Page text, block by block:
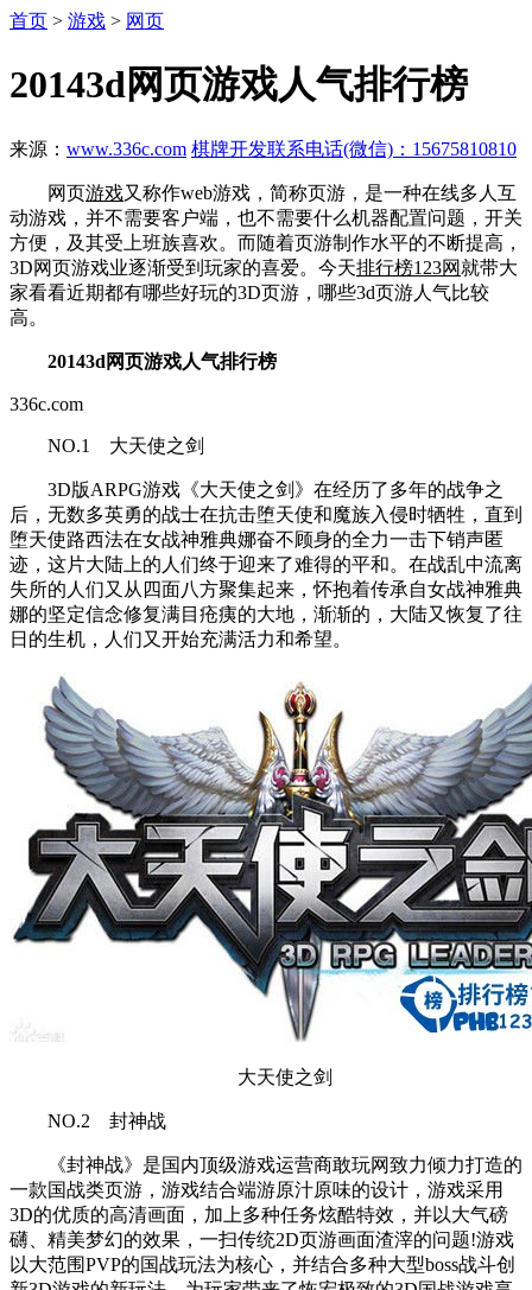
首页 > 游戏 > 网页
20143d网页游戏人气排行榜
来源： www.336c.com 棋牌开发联系电话(微信)：15675810810
网页游戏又称作web游戏，简称页游，是一种在线多人互
动游戏，并不需要客户端，也不需要什么机器配置问题，开关
方便，及其受上班族喜欢。而随着页游制作水平的不断提高，
3D网页游戏业逐渐受到玩家的喜爱。今天排行榜123网 就带大
家看看近期都有哪些好玩的3D页游，哪些3d页游人气比较
高。
20143d网页游戏人气排行榜
336c.com
NO.1 大天使之剑
3D版ARPG游戏《大天使之剑》在经历了多年的战争之
后，无数多英勇的战士在抗击堕天使和魔族入侵时牺牲，直到
堕天使路西法在女战神雅典娜奋不顾身的全力一击下销声匿
迹，这片大陆上的人们终于迎来了难得的平和。在战乱中流离
失所的人们又从四面八方聚集起来，怀抱着传承自女战神雅典
娜的坚定信念修复满目疮痍的大地，渐渐的，大陆又恢复了往
日的生机，人们又开始充满活力和希望。
大天使之剑
NO.2 封神战
《封神战》是国内顶级游戏运营商敢玩网致力倾力打造的
一款国战类页游，游戏结合端游原汁原味的设计，游戏采用
3D的优质的高清画面，加上多种任务炫酷特效，并以大气磅
礴、精美梦幻的效果，一扫传统2D页游画面渣滓的问题!游戏
以大范围PVP的国战玩法为核心，并结合多种大型boss战斗创